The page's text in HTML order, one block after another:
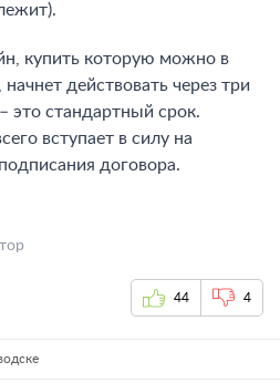
купить которую можно в
действовать через три
это стандартный срок.
вступает в силу на
договора.
44 4